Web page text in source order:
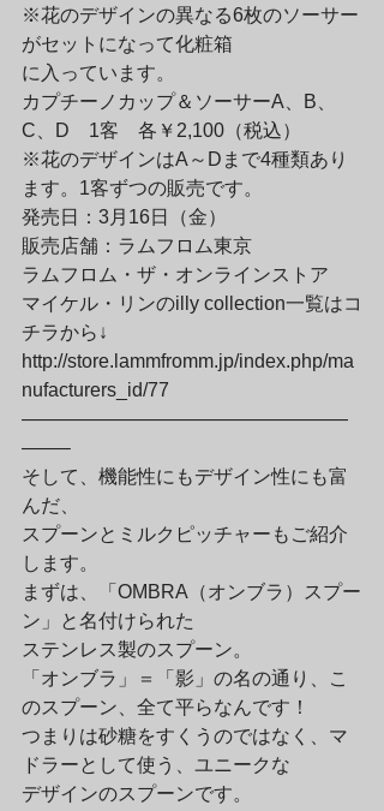
※花のデザインの異なる6枚のソーサー
がセットになって化粧箱
に入っています。
カプチーノカップ＆ソーサーA、B、
C、D　1客　各￥2,100（税込）
※花のデザインはA～Dまで4種類あり
ます。1客ずつの販売です。
発売日：3月16日（金）
販売店舗：ラムフロム東京
ラムフロム・ザ・オンラインストア
マイケル・リンのilly collection一覧はコ
チラから↓
http://store.lammfromm.jp/index.php/ma
nufacturers_id/77
—————————————————
——–
そして、機能性にもデザイン性にも富
んだ、
スプーンとミルクピッチャーもご紹介
します。
まずは、「OMBRA（オンブラ）スプー
ン」と名付けられた
ステンレス製のスプーン。
「オンブラ」＝「影」の名の通り、こ
のスプーン、全て平らなんです！
つまりは砂糖をすくうのではなく、マ
ドラーとして使う、ユニークな
デザインのスプーンです。